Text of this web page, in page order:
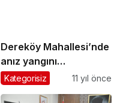
Dereköy Mahallesi’nde
anız yangını
söndürülmeye
Kategorisiz 11 yıl önce